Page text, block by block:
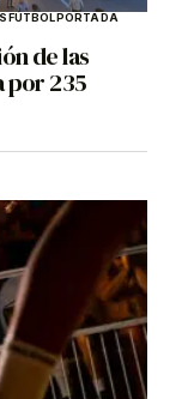
FÚTBOLPORTADA
de las
por 235